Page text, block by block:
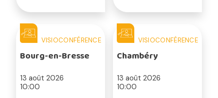
VISIOCONFÉRENCE
Bourg-en-Bresse
13 août 2026
10:00
VISIOCONFÉRENCE
Chambéry
13 août 2026
10:00